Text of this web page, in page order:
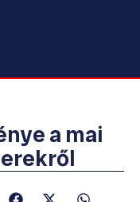
a mai